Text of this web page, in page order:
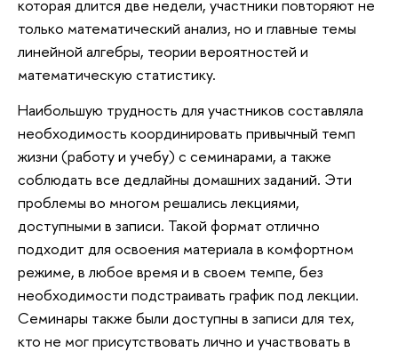
которая длится две недели, участники повторяют не
только математический анализ, но и главные темы
линейной алгебры, теории вероятностей и
математическую статистику.
Наибольшую трудность для участников составляла
необходимость координировать привычный темп
жизни (работу и учебу) с семинарами, а также
соблюдать все дедлайны домашних заданий. Эти
проблемы во многом решались лекциями,
доступными в записи. Такой формат отлично
подходит для освоения материала в комфортном
режиме, в любое время и в своем темпе, без
необходимости подстраивать график под лекции.
Семинары также были доступны в записи для тех,
кто не мог присутствовать лично и участвовать в